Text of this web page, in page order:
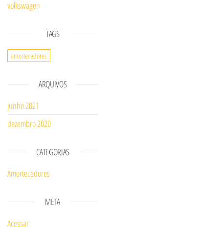
volkswagen
TAGS
amortecedores
ARQUIVOS
junho 2021
dezembro 2020
CATEGORIAS
Amortecedores
META
Acessar